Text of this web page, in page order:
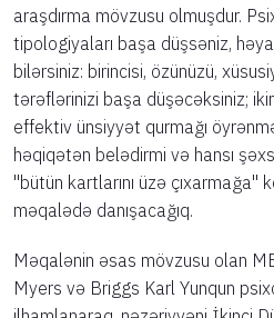
araşdırma mövzusu olmuşdur.
tipologiyaları başa düşsəniz,
bilərsiniz: birincisi, özünüzü,
tərəflərinizi başa düşəcəksiniz;
effektiv ünsiyyət qurmağı
həqiqətən belədirmi və hansı
"bütün kartlarını üzə çıxarmağa"
məqalədə danışacağıq.
Məqalənin əsas mövzusu olan
Myers və Briggs Karl Yunqun